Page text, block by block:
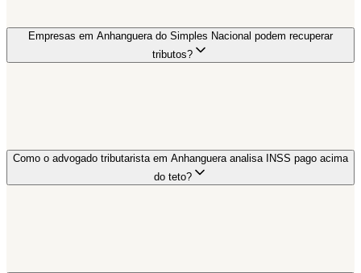
Empresas em Anhanguera do Simples Nacional podem recuperar
tributos?
Como o advogado tributarista em Anhanguera analisa INSS pago acima
do teto?